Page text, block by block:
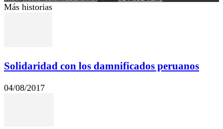
Más historias
Solidaridad con los damnificados peruanos
04/08/2017